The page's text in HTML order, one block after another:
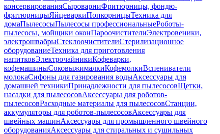
консервированияСыроварниФритюрницы, фондю-
фритюрницыЯйцеваркиПопкорницыТехника для
домаПылесосыПылесосы профессиональныеРоботы-
пылесосы, мойщики оконПароочистителиЭлектровеники,
электрошвабрыСтеклоочистителиСтерилизационное
оборудованиеТехника для приготовления
напитковЭлектрочайникиКофеварки,
кофемашиныСоковыжималкиКофемолкиВспениватели
молокаСифоны для газирования водыАксессуары для
домашней техникиПринадлежности для пылесосовЩетки,
насадки для пылесосовАксессуары для роботов-
пылесосовРасходные материалы для пылесосовСтанции,
аккумуляторы для роботов-пылесосовАксессуары для
швейных машинАксессуары для промышленного швейного
оборудованияАксессуары для стиральных и сушильных